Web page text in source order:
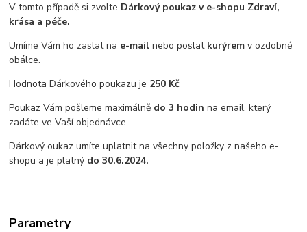
V tomto případě si zvolte Dárkový poukaz v e-shopu Zdraví,
krása a péče.
Umíme Vám ho zaslat na e-mail nebo poslat kurýrem v ozdobné
obálce.
Hodnota Dárkového poukazu je 250 Kč
Poukaz Vám pošleme maximálně do 3 hodin na email, který
zadáte ve Vaší objednávce.
Dárkový oukaz umíte uplatnit na všechny položky z našeho e-
shopu a je platný do 30.6.2024.
Parametry